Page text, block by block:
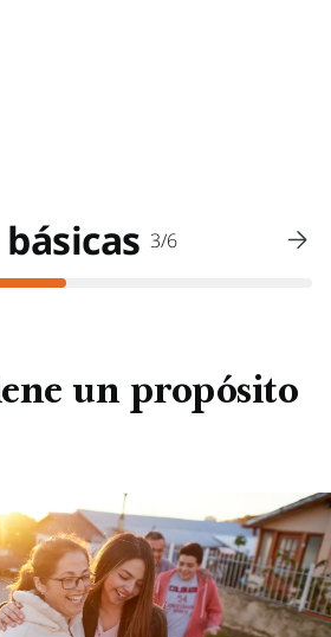
3/6
un propósito